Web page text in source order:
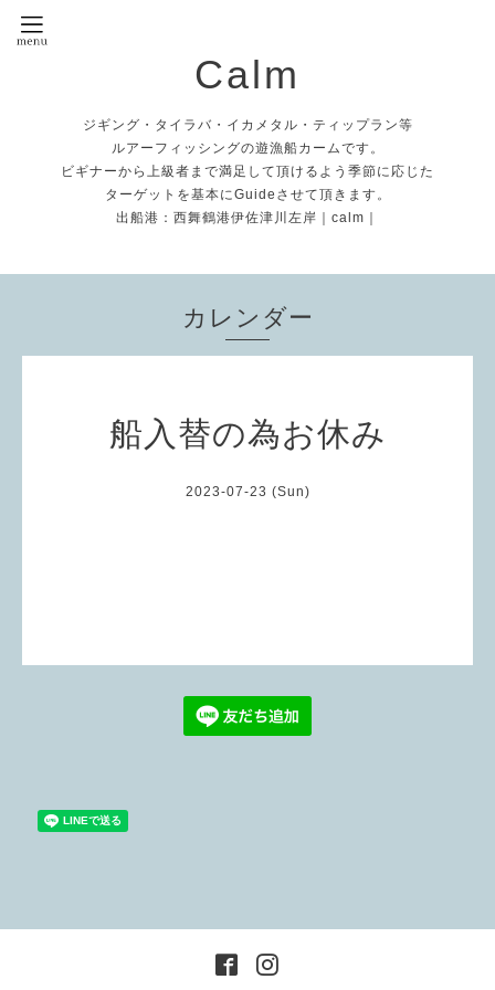
Calm
ジギング・タイラバ・イカメタル・ティップラン等
ルアーフィッシングの遊漁船カームです。
ビギナーから上級者まで満足して頂けるよう季節に応じた
ターゲットを基本にGuideさせて頂きます。
出船港：西舞鶴港伊佐津川左岸｜calm｜
カレンダー
船入替の為お休み
2023-07-23 (Sun)